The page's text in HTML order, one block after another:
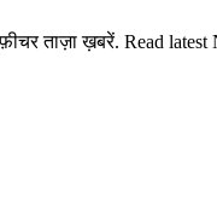
ताज़ा ख़बरें. Read